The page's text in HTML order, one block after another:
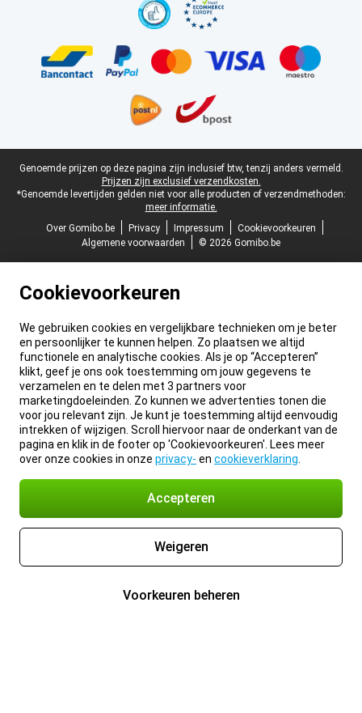
Juridische voettekst
Genoemde prijzen op deze pagina zijn inclusief btw, tenzij anders vermeld.
Prijzen zijn exclusief verzendkosten.
*Genoemde levertijden gelden niet voor alle producten of verzendmethoden:
meer informatie.
Over Gomibo.be
Privacy Impressum
Cookievoorkeuren
Algemene voorwaarden
© 2026 Gomibo.be
Cookievoorkeuren
We gebruiken cookies en vergelijkbare technieken om je beter
en persoonlijker te kunnen helpen. Zo plaatsen we altijd
functionele en analytische cookies. Als je op “Accepteren”
klikt, geef je ons ook toestemming om jouw gegevens te
verzamelen en te delen met 3 partners voor
marketingdoeleinden. Zo kunnen we advertenties tonen die
voor jou relevant zijn. Je kunt je toestemming altijd eenvoudig
intrekken of wijzigen. Scroll hiervoor naar de onderkant van de
pagina en klik in de footer op 'Cookievoorkeuren'. Lees meer
over onze cookies in onze privacy- en cookieverklaring
Accepteren
Weigeren
Voorkeuren beheren